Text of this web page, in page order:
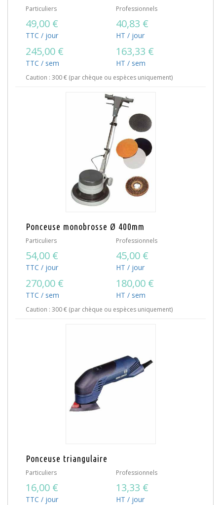
Particuliers
49,00 €
TTC / jour
245,00 €
TTC / sem
Professionnels
40,83 €
HT / jour
163,33 €
HT / sem
Caution : 300 € (par chèque ou espèces uniquement)
Ponceuse monobrosse Ø 400mm
Particuliers
54,00 €
TTC / jour
270,00 €
TTC / sem
Professionnels
45,00 €
HT / jour
180,00 €
HT / sem
Caution : 300 € (par chèque ou espèces uniquement)
Ponceuse triangulaire
Particuliers
16,00 €
TTC / jour
Professionnels
13,33 €
HT / jour